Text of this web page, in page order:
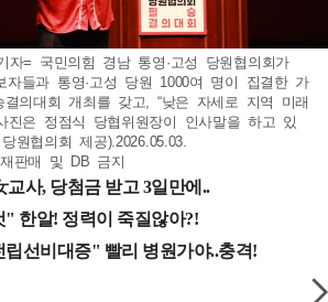
자= 국민의힘 경남 통영·고성 당원협의회가
자들과 통영·고성 당원 1000여 명이 집결한 가
결의대회 개최를 갖고, “낮은 자세로 지역 미래
진은 정점식 당협위원장이 인사말을 하고 있
원협의회 제공).2026.05.03.
판매 및 DB 금지